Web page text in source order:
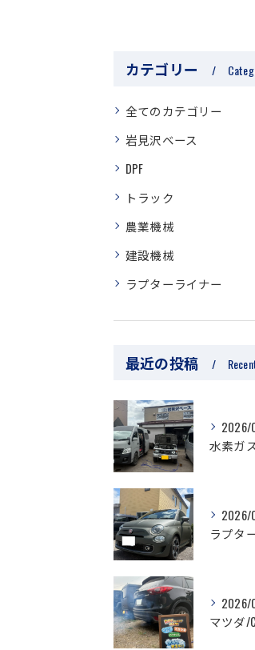
カテゴリー
全てのカテゴリー
岩見沢ベース
DPF
トラック
農業機械
建設機械
ラプターライナー
最近の投稿
2026/
2026/
2026/